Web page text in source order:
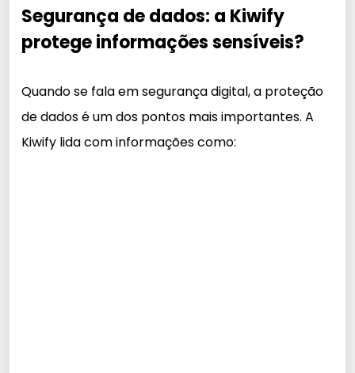
Segurança de dados: a Kiwify
protege informações sensíveis?
Quando se fala em segurança digital, a proteção
de dados é um dos pontos mais importantes. A
Kiwify lida com informações como: